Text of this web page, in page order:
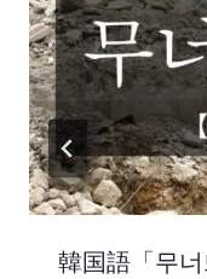
韓国語「무